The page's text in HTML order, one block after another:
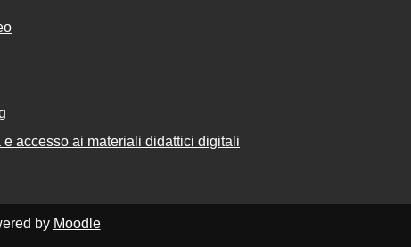
accesso ai materiali didattici digitali
by Moodle